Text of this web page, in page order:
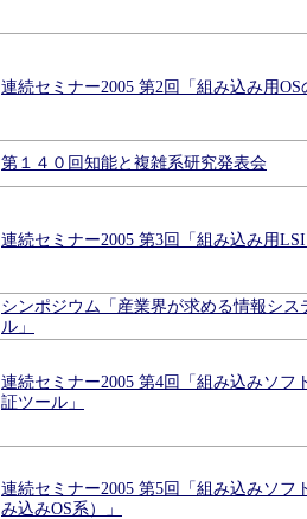
連続セミナー2005 第2回「組み込み用
第１４０回知能と複雑系研究発表会
連続セミナー2005 第3回「組み込み用
シンポジウム「産業界が求める情報シス
ル」
連続セミナー2005 第4回「組み込みソフ
証ツール」
連続セミナー2005 第5回「組み込みソフ
み込みOS系）」